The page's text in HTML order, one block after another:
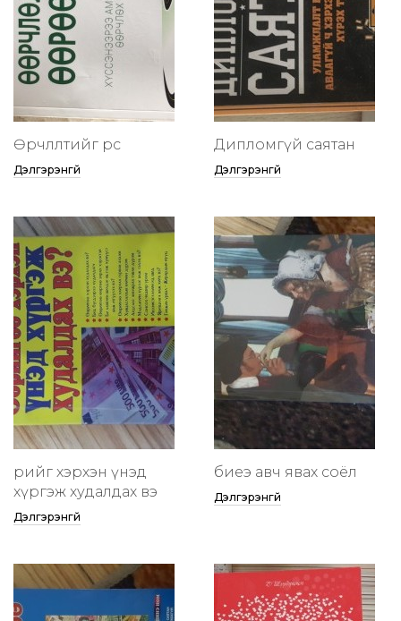
Өөрчлөлтийг өөрөөсөө
Дэлгэрэнгүй
Дипломгүй саятан
Дэлгэрэнгүй
өөрийгөө хэрхэн үнэд
хүргэж худалдах вэ
Дэлгэрэнгүй
биеэ авч явах соёл
Дэлгэрэнгүй